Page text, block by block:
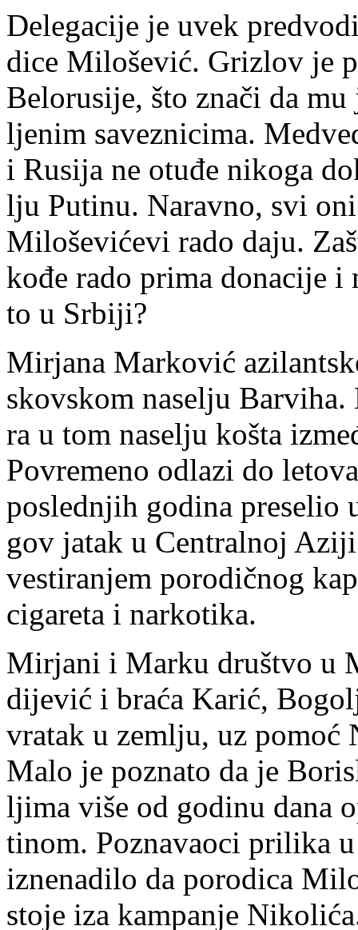
De­le­ga­ci­je je uvek
di­ce Mi­lo­še­vić. Gri­zlov je
Be­lo­ru­si­je, što zna­či da
lje­nim sa­ve­zni­ci­ma.
i Ru­si­ja ne otu­đe ni­ko­ga
lju Pu­ti­nu. Na­rav­no, svi
Mi­lo­še­vi­će­vi ra­do da­ju.
ko­đe ra­do pri­ma do­na­ci­je i
to u Sr­bi­ji?
Mir­ja­na Mar­ko­vić
skov­skom na­se­lju
ra u tom na­se­lju koš­ta
Po­vre­me­no od­la­zi do
po­sled­njih go­di­na
gov ja­tak u Cen­tral­noj
ve­sti­ra­njem po­ro­dič­nog
ci­ga­re­ta i nar­ko­ti­ka.
Mir­ja­ni i Mar­ku druš­tvo u
di­je­vić i bra­ća Ka­rić,
vra­tak u ze­mlju, uz
Ma­lo je po­zna­to da je
lji­ma vi­še od go­di­nu da­na
ti­nom. Po­zna­va­o­ci pri­li­ka
iz­ne­na­di­lo da po­ro­di­ca
sto­je iza kam­pa­nje